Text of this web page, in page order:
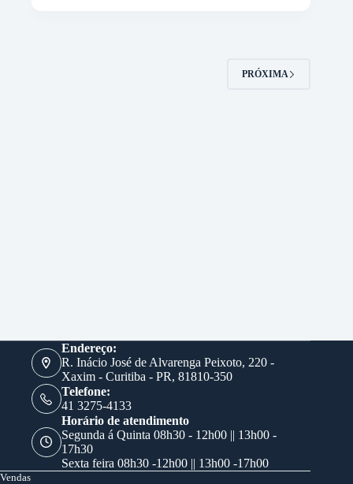
PRÓXIMA
Endereço:
R. Inácio José de Alvarenga Peixoto, 220 -
Xaxim - Curitiba - PR, 81810-350
Telefone:
41 3275-4133
Horário de atendimento
Segunda á Quinta 08h30 - 12h00 || 13h00 -
17h30
Sexta feira 08h30 -12h00 || 13h00 -17h00
Vendas